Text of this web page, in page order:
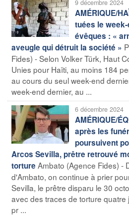
9 décembre 2024
AMÉRIQUE/
tuées le
évêques : «
aveugle qui détruit la société »
Fides) - Selon Volker Türk, Haut
Unies pour Haïti, au moins 184
au cours du seul week-end
week-end dernier, au ...
6 décembre 2024
AMÉRIQUE/
après les
poursuivent
Arcos Sevilla, prêtre retrouvé
torture Ambato (Agence Fides) -
d'Ambato, on continue à prier
Sevilla, le prêtre disparu le 30
avec des traces de torture quatre
pr ...